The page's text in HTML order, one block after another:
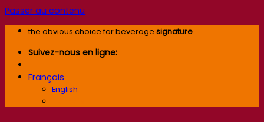
Passer au contenu
the obvious choice for beverage signature
Suivez-nous en ligne:
Français
English